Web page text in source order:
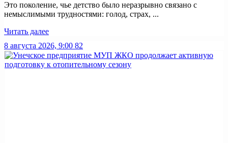
Это поколение, чье детство было неразрывно связано с
немыслимыми трудностями: голод, страх, ...
Читать далее
8 августа 2026, 9:00 82